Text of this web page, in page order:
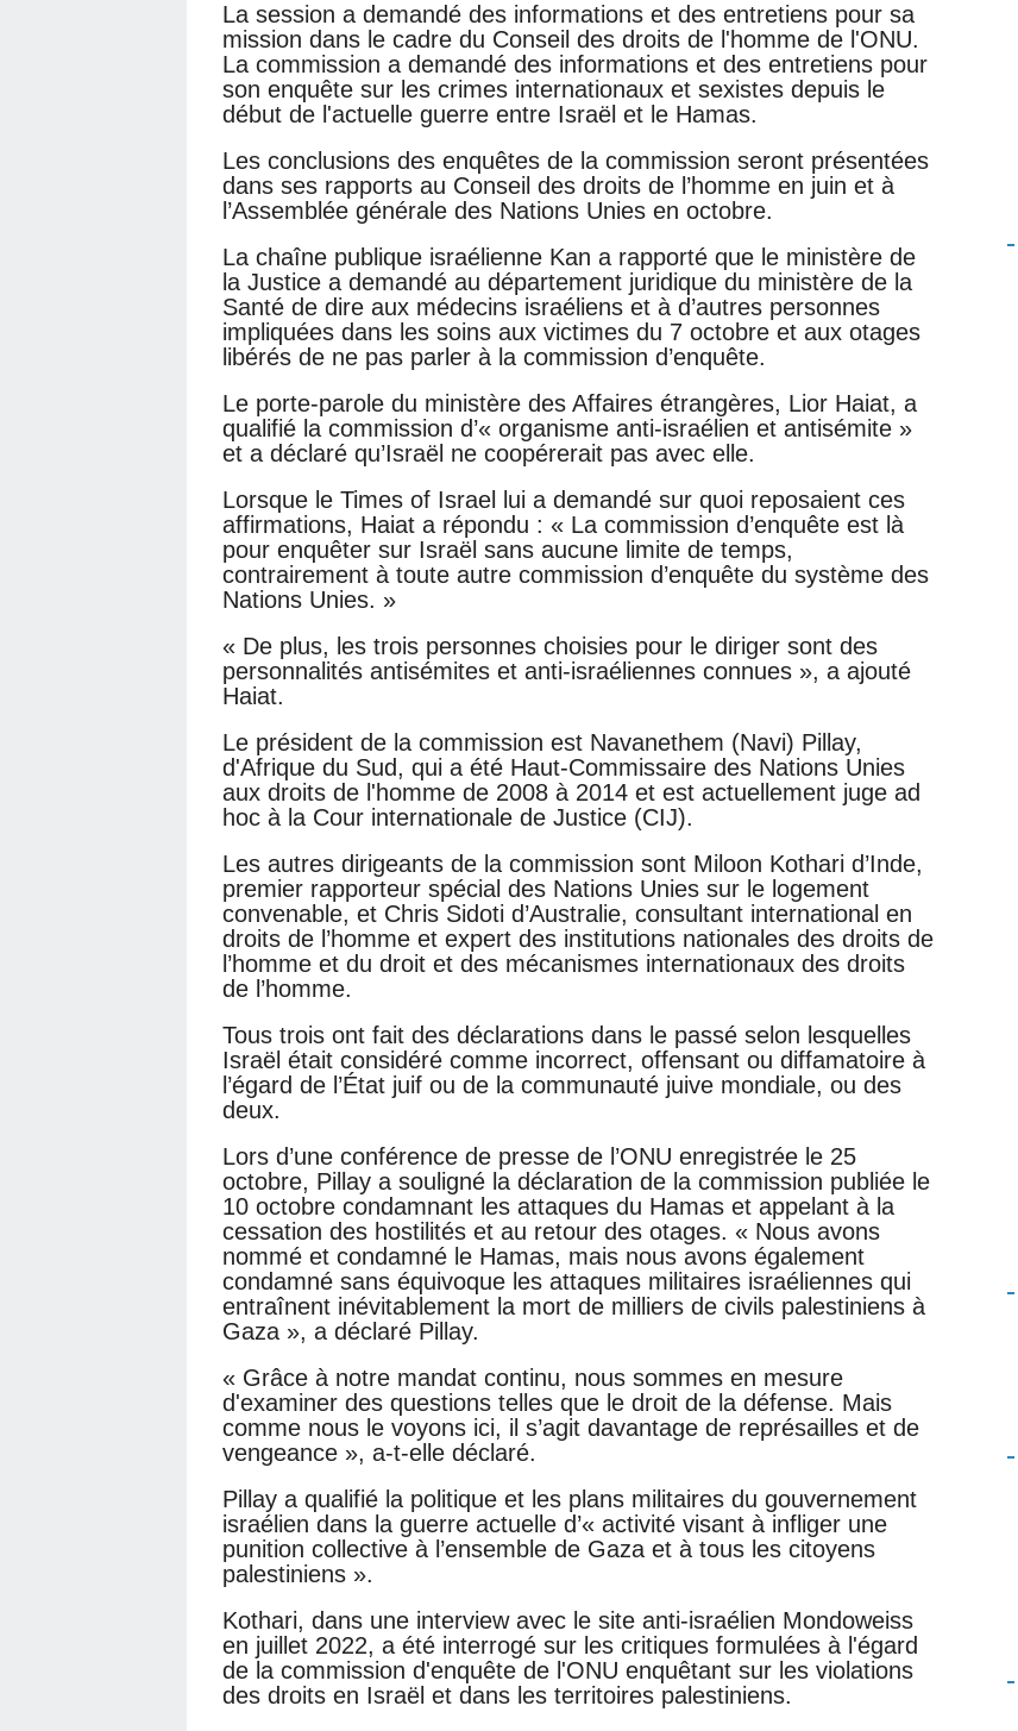
La session a demandé des informations et des entretiens pour sa
mission dans le cadre du Conseil des droits de l'homme de l'ONU.
La commission a demandé des informations et des entretiens pour
son enquête sur les crimes internationaux et sexistes depuis le
début de l'actuelle guerre entre Israël et le Hamas.
Les conclusions des enquêtes de la commission seront présentées
dans ses rapports au Conseil des droits de l’homme en juin et à
l’Assemblée générale des Nations Unies en octobre.
La chaîne publique israélienne Kan a rapporté que le ministère de
la Justice a demandé au département juridique du ministère de la
Santé de dire aux médecins israéliens et à d’autres personnes
impliquées dans les soins aux victimes du 7 octobre et aux otages
libérés de ne pas parler à la commission d’enquête.
Le porte-parole du ministère des Affaires étrangères, Lior Haiat, a
qualifié la commission d’« organisme anti-israélien et antisémite »
et a déclaré qu’Israël ne coopérerait pas avec elle.
Lorsque le Times of Israel lui a demandé sur quoi reposaient ces
affirmations, Haiat a répondu : « La commission d’enquête est là
pour enquêter sur Israël sans aucune limite de temps,
contrairement à toute autre commission d’enquête du système des
Nations Unies. »
« De plus, les trois personnes choisies pour le diriger sont des
personnalités antisémites et anti-israéliennes connues », a ajouté
Haiat.
Le président de la commission est Navanethem (Navi) Pillay,
d'Afrique du Sud, qui a été Haut-Commissaire des Nations Unies
aux droits de l'homme de 2008 à 2014 et est actuellement juge ad
hoc à la Cour internationale de Justice (CIJ).
Les autres dirigeants de la commission sont Miloon Kothari d’Inde,
premier rapporteur spécial des Nations Unies sur le logement
convenable, et Chris Sidoti d’Australie, consultant international en
droits de l’homme et expert des institutions nationales des droits de
l’homme et du droit et des mécanismes internationaux des droits
de l’homme.
Tous trois ont fait des déclarations dans le passé selon lesquelles
Israël était considéré comme incorrect, offensant ou diffamatoire à
l’égard de l’État juif ou de la communauté juive mondiale, ou des
deux.
Lors d’une conférence de presse de l’ONU enregistrée le 25
octobre, Pillay a souligné la déclaration de la commission publiée le
10 octobre condamnant les attaques du Hamas et appelant à la
cessation des hostilités et au retour des otages. « Nous avons
nommé et condamné le Hamas, mais nous avons également
condamné sans équivoque les attaques militaires israéliennes qui
entraînent inévitablement la mort de milliers de civils palestiniens à
Gaza », a déclaré Pillay.
« Grâce à notre mandat continu, nous sommes en mesure
d'examiner des questions telles que le droit de la défense. Mais
comme nous le voyons ici, il s’agit davantage de représailles et de
vengeance », a-t-elle déclaré.
Pillay a qualifié la politique et les plans militaires du gouvernement
israélien dans la guerre actuelle d’« activité visant à infliger une
punition collective à l’ensemble de Gaza et à tous les citoyens
palestiniens ».
Kothari, dans une interview avec le site anti-israélien Mondoweiss
en juillet 2022, a été interrogé sur les critiques formulées à l'égard
de la commission d'enquête de l'ONU enquêtant sur les violations
des droits en Israël et dans les territoires palestiniens.